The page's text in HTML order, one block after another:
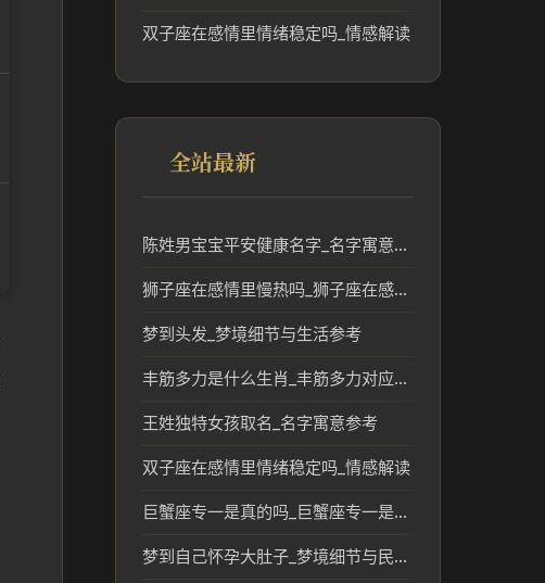
双子座在感情里情绪稳定吗_情感解读
全站最新
陈姓男宝宝平安健康名字_名字寓意参考
狮子座在感情里慢热吗_狮子座在感情里慢热吗
梦到头发_梦境细节与生活参考
丰筋多力是什么生肖_丰筋多力对应的生肖文化解读
王姓独特女孩取名_名字寓意参考
双子座在感情里情绪稳定吗_情感解读
巨蟹座专一是真的吗_巨蟹座专一是真的吗
梦到自己怀孕大肚子_梦境细节与民俗解读